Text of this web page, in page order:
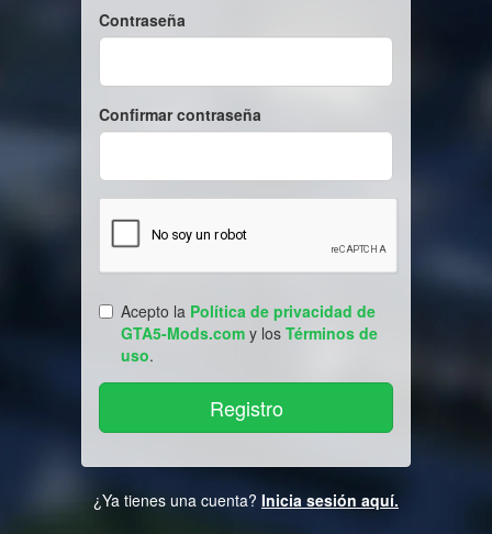
Contraseña
Confirmar contraseña
Acepto la Política de privacidad de
GTA5-Mods.com y los Términos de
uso.
¿Ya tienes una cuenta? Inicia sesión aquí.